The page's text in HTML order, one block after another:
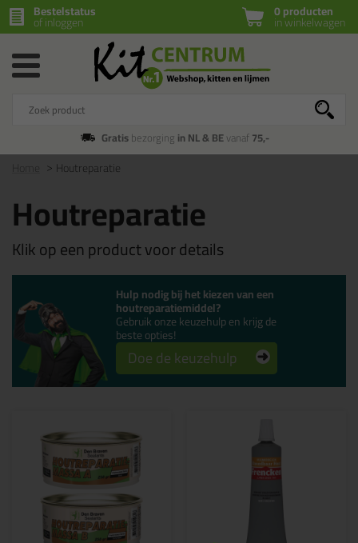
0 producten
in winkelwagen
Bestelstatus
of inloggen
Gratisbezorging in NL & BEvanaf75,-
Houtreparatie
Houtreparatie
Klik op een product voor details
Hulp nodig bij het kiezen van een
houtreparatiemiddel?
Gebruik onze keuzehulp en krijg de
beste opties!
Doe de keuzehulp